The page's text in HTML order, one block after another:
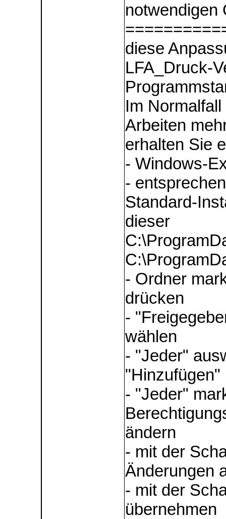
notwendigen
diese
LFA_Druck-
Im
Arbeiten
erhalten Sie
- Windows-
-
Standard-
dieser
- Ordner
drücken
-
wählen
- "Jeder"
"Hinzufügen"
- "Jeder"
ändern
- mit der
Änderungen
- mit der
übernehmen